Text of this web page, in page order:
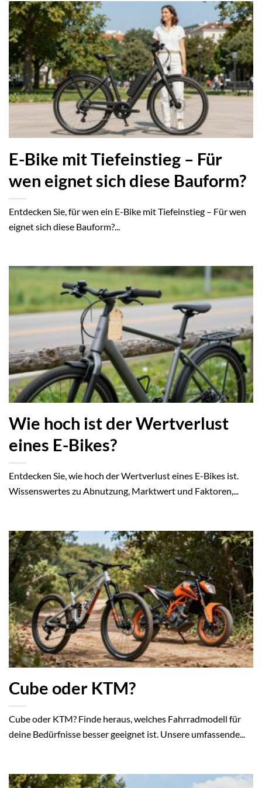
E-Bike mit Tiefeinstieg – Für
wen eignet sich diese Bauform?
Entdecken Sie, für wen ein E-Bike mit Tiefeinstieg – Für wen
eignet sich diese Bauform?...
Wie hoch ist der Wertverlust
eines E-Bikes?
Entdecken Sie, wie hoch der Wertverlust eines E-Bikes ist.
Wissenswertes zu Abnutzung, Marktwert und Faktoren,...
Cube oder KTM?
Cube oder KTM? Finde heraus, welches Fahrradmodell für
deine Bedürfnisse besser geeignet ist. Unsere umfassende...